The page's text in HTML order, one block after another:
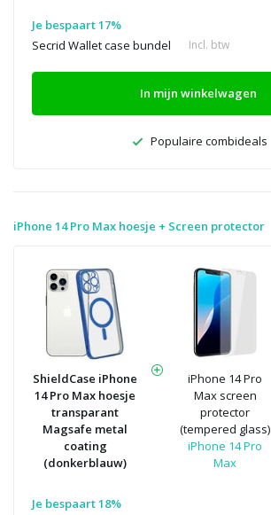
Je bespaart 17%
Secrid Wallet case bundel Incl. btw
In mijn winkelwagen
Populaire combideals
iPhone 14 Pro Max hoesje + Screen protector
ShieldCase iPhone
14 Pro Max hoesje
transparant
Magsafe metal
coating
(donkerblauw)
iPhone 14 Pro
Max screen
protector
(tempered glass)
iPhone 14 Pro
Max
Je bespaart 18%